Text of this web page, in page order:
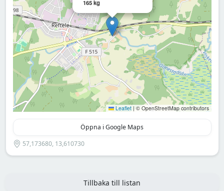
165 kg
Leaflet | © OpenStreetMap contributors
Öppna i Google Maps
57,173680, 13,610730
Tillbaka till listan